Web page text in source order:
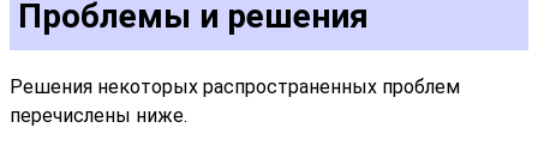
Проблемы и решения
Решения некоторых распространенных проблем
перечислены ниже.